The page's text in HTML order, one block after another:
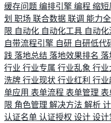
缓存问题 编排引擎 编程 缩短
划 职场 联合数据 联调 能力
限 自动化 自动化工具 自动化
自带流程引擎 自研 自研低代
践 落地总结 落地效果排名 落
行业 行业专属 行业乱象 行业
洗牌 行业现状 行业红利 行业
单应用 表单流程 表单管理 表
限 角色管理 解决方法 解析
认证名单 认证授权 设计 设计